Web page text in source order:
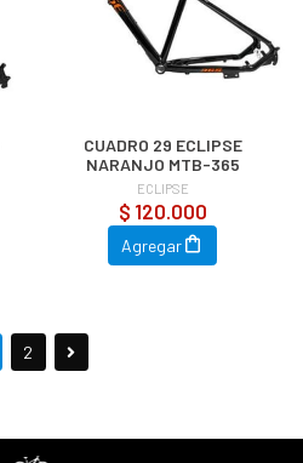
CUADRO 29 ECLIPSE
NARANJO MTB-365
ECLIPSE
$ 120.000
Agregar
2